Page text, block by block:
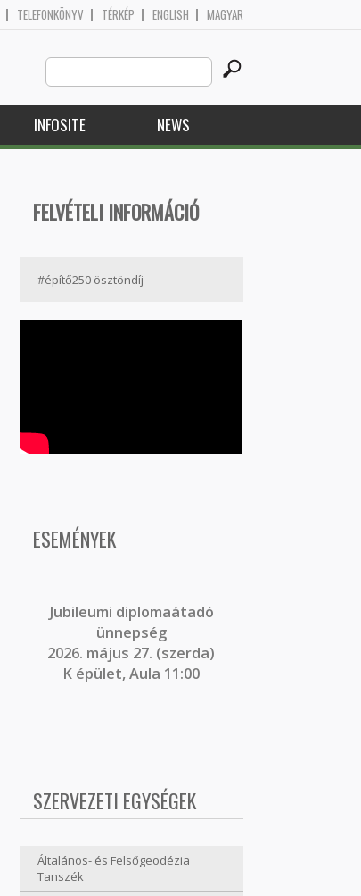
TELEFONKÖNYV TÉRKÉP ENGLISH MAGYAR
Search
this
site
INFOSITE NEWS
FELVÉTELI INFORMÁCIÓ
#építő250 ösztöndíj
ESEMÉNYEK
Jubileumi diplomaátadó
ünnepség
2026. május 27. (szerda)
K épület, Aula 11:00
SZERVEZETI EGYSÉGEK
Általános- és Felsőgeodézia
Tanszék